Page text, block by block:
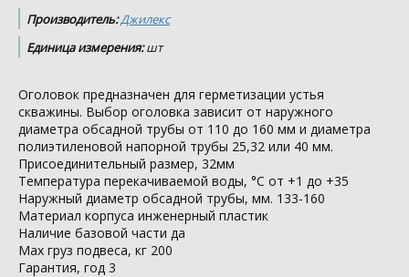
Производитель:Джилекс
Единица измерения:шт
Оголовок предназначен для герметизации устья
скважины. Выбор оголовка зависит от наружного
диаметра обсадной трубы от 110 до 160 мм и диаметра
полиэтиленовой напорной трубы 25,32 или 40 мм.
Присоединительный размер, 32мм
Температура перекачиваемой воды, °С от +1 до +35
Наружный диаметр обсадной трубы, мм. 133-160
Материал корпуса инженерный пластик
Наличие базовой части да
Max груз подвеса, кг 200
Гарантия, год 3